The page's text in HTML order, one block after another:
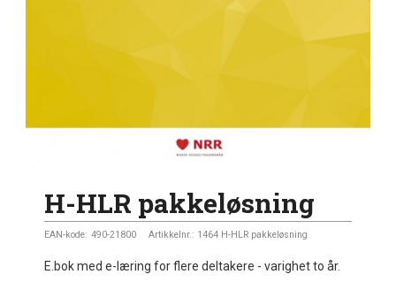
H-HLR pakkeløsning
EAN-kode: 490-21800 Artikkelnr.: 1464 H-HLR pakkeløsning
E.bok med e-læring for flere deltakere - varighet to år.